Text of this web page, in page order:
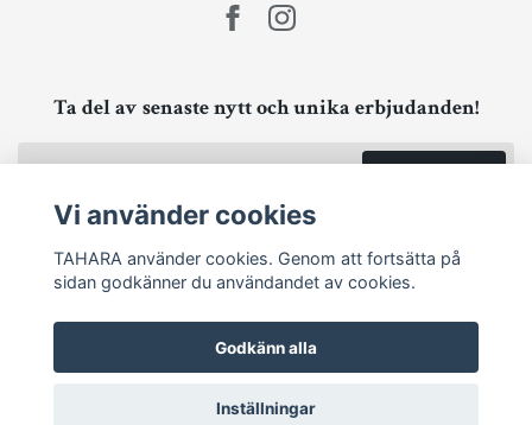
Ta del av senaste nytt och unika erbjudanden!
Vi använder cookies
TAHARA använder cookies. Genom att fortsätta på
sidan godkänner du användandet av cookies.
Godkänn alla
Inställningar